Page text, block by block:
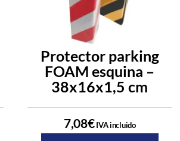
Protector parking
FOAM esquina –
38x16x1,5 cm
7,08€IVA incluido